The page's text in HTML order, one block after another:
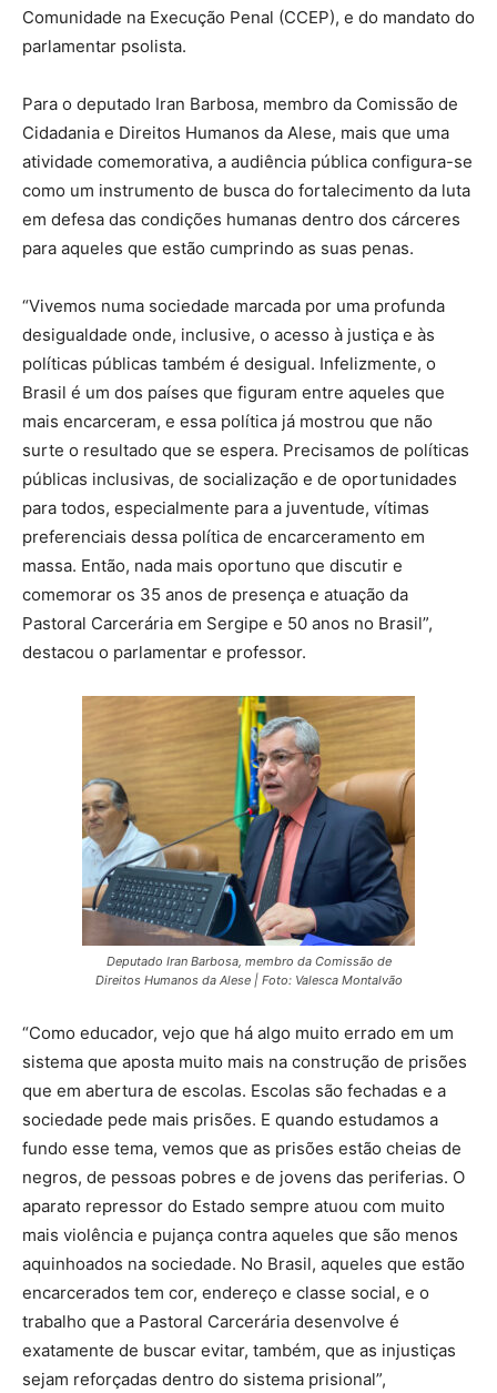
Comunidade na Execução Penal (CCEP), e do mandato do
parlamentar psolista.
Para o deputado Iran Barbosa, membro da Comissão de
Cidadania e Direitos Humanos da Alese, mais que uma
atividade comemorativa, a audiência pública configura-se
como um instrumento de busca do fortalecimento da luta
em defesa das condições humanas dentro dos cárceres
para aqueles que estão cumprindo as suas penas.
“Vivemos numa sociedade marcada por uma profunda
desigualdade onde, inclusive, o acesso à justiça e às
políticas públicas também é desigual. Infelizmente, o
Brasil é um dos países que figuram entre aqueles que
mais encarceram, e essa política já mostrou que não
surte o resultado que se espera. Precisamos de políticas
públicas inclusivas, de socialização e de oportunidades
para todos, especialmente para a juventude, vítimas
preferenciais dessa política de encarceramento em
massa. Então, nada mais oportuno que discutir e
comemorar os 35 anos de presença e atuação da
Pastoral Carcerária em Sergipe e 50 anos no Brasil”,
destacou o parlamentar e professor.
Deputado Iran Barbosa, membro da Comissão de
Direitos Humanos da Alese | Foto: Valesca Montalvão
“Como educador, vejo que há algo muito errado em um
sistema que aposta muito mais na construção de prisões
que em abertura de escolas. Escolas são fechadas e a
sociedade pede mais prisões. E quando estudamos a
fundo esse tema, vemos que as prisões estão cheias de
negros, de pessoas pobres e de jovens das periferias. O
aparato repressor do Estado sempre atuou com muito
mais violência e pujança contra aqueles que são menos
aquinhoados na sociedade. No Brasil, aqueles que estão
encarcerados tem cor, endereço e classe social, e o
trabalho que a Pastoral Carcerária desenvolve é
exatamente de buscar evitar, também, que as injustiças
sejam reforçadas dentro do sistema prisional”,